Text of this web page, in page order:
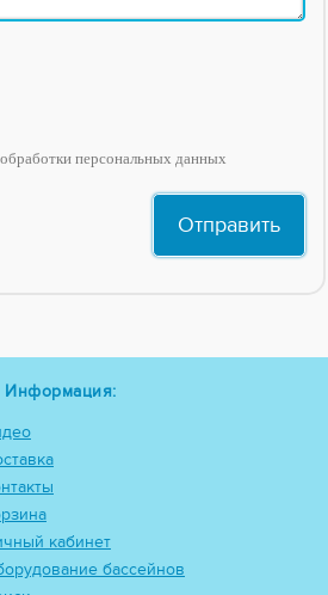
обработки персональных данных
Информация:
кабинет
бассейнов